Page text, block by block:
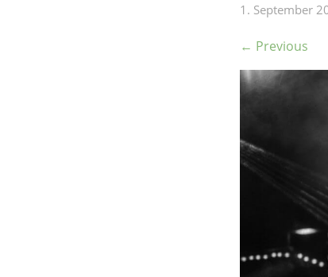
1. September
← Previous